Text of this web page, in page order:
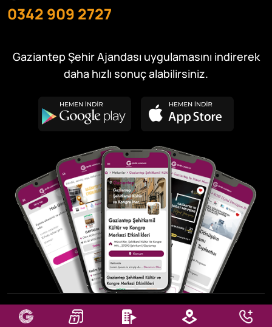
0342 909 2727
Gaziantep Şehir Ajandası uygulamasını indirerek
daha hızlı sonuç alabilirsiniz.
© 2026 GBB Bilişim Hizmetmetleri A.Ş. , Tüm Hakları Saklıdır